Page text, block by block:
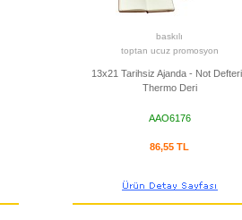
baskılı
toptan ucuz promosyon
13x21 Tarihsiz Ajanda - Not
Thermo Deri
AAO6176
86,55 TL